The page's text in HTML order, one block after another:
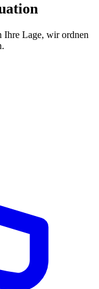
Ihre Lage, wir ordnen